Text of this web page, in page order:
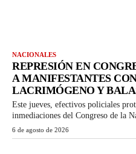
NACIONALES
REPRESIÓN EN
A MANIFESTANTES
LACRIMÓGENO Y
Este jueves, efectivos policiales
inmediaciones del Congreso de la
6 de agosto de 2026